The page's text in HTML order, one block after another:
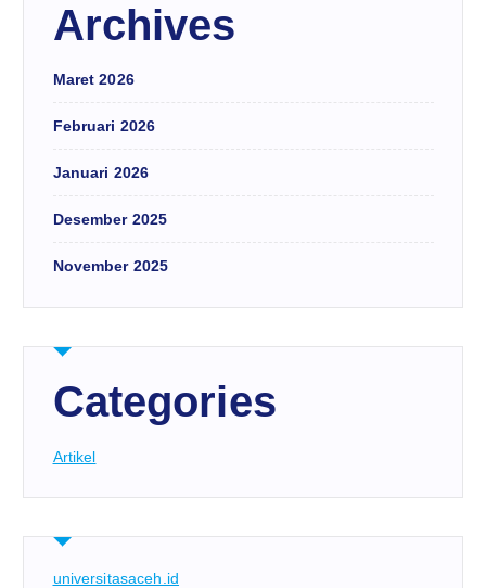
Archives
Maret 2026
Februari 2026
Januari 2026
Desember 2025
November 2025
Categories
Artikel
universitasaceh.id